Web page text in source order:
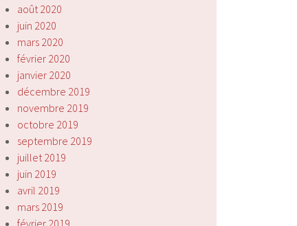
août 2020
juin 2020
mars 2020
février 2020
janvier 2020
décembre 2019
novembre 2019
octobre 2019
septembre 2019
juillet 2019
juin 2019
avril 2019
mars 2019
février 2019